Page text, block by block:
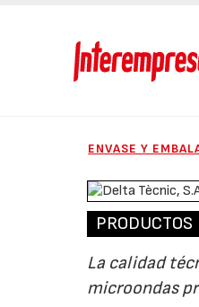
ENVASE Y
PRODUCTOS
La calidad
microondas